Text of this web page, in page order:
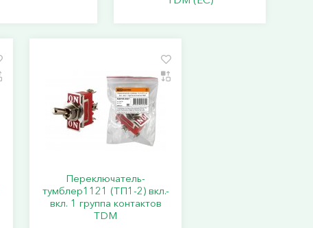
Переключатель-
тумблер1121 (ТП1-2) вкл.-
вкл. 1 группа контактов
TDM